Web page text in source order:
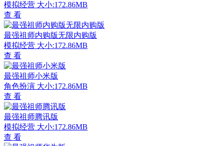
模拟经营 大小:172.86MB
查 看
最强祖师内购版无限内购版
模拟经营 大小:172.86MB
查 看
最强祖师小米版
角色扮演 大小:172.86MB
查 看
最强祖师腾讯版
模拟经营 大小:172.86MB
查 看